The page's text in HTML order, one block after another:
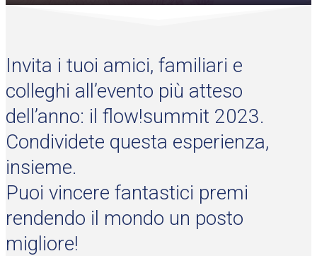
Invita i tuoi amici, familiari e
colleghi all’evento più atteso
dell’anno: il flow!summit 2023.
Condividete questa esperienza,
insieme.
Puoi vincere fantastici premi
rendendo il mondo un posto
migliore!